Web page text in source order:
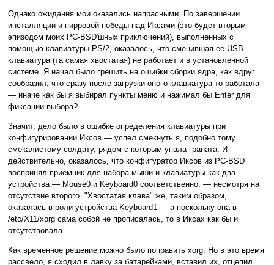
Однако ожидания мои оказались напрасными. По завершении
инсталляции и пирровой победы над Иксами (это будет вторым
эпизодом моих PC-BSD'шных приключений), выполненных с
помощью клавиатуры PS/2, оказалось, что сменившая её USB-
клавиатура (та самая хвостатая) не работает и в установленной
системе. Я начал было грешить на ошибки сборки ядра, как вдруг
сообразил, что сразу после загрузки оного клавиатура-то работала
— иначе как бы я выбирал пункты меню и нажимал бы Enter для
фиксации выбора?
Значит, дело было в ошибке определения клавиатуры при
конфигурировании Иксов — успел смекнуть я, подобно тому
смекалистому солдату, рядом с которым упала граната. И
действительно, оказалось, что конфигуратор Иксов из PC-BSD
воспринял приёмник для набора мыши и клавиатуры как два
устройства — Mouse0 и Keyboard0 соответственно, — несмотря на
отсутствие второго. "Хвостатая клава" же, таким образом,
оказалась в роли устройства Keyboard1 — а поскольку она в
/etc/X11/xorg сама собой не прописалась, то в Иксах как бы и
отсутствовала.
Как временное решение можно было поправить xorg. Но в это время
рассвело, я сходил в лавку за батарейками, вставил их, отцепил